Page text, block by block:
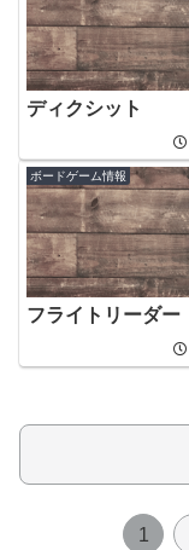
ディクシット
ボードゲーム情報
フライトリーダー
1